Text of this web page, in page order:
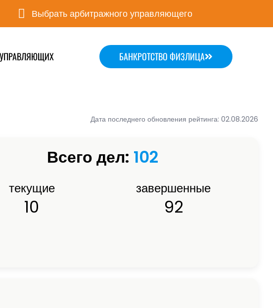
Выбрать арбитражного управляющего
БАНКРОТСТВО ФИЗЛИЦА
Дата последнего обновления рейтинга: 02.08.2026
Всего дел: 102
текущие
10
завершенные
92